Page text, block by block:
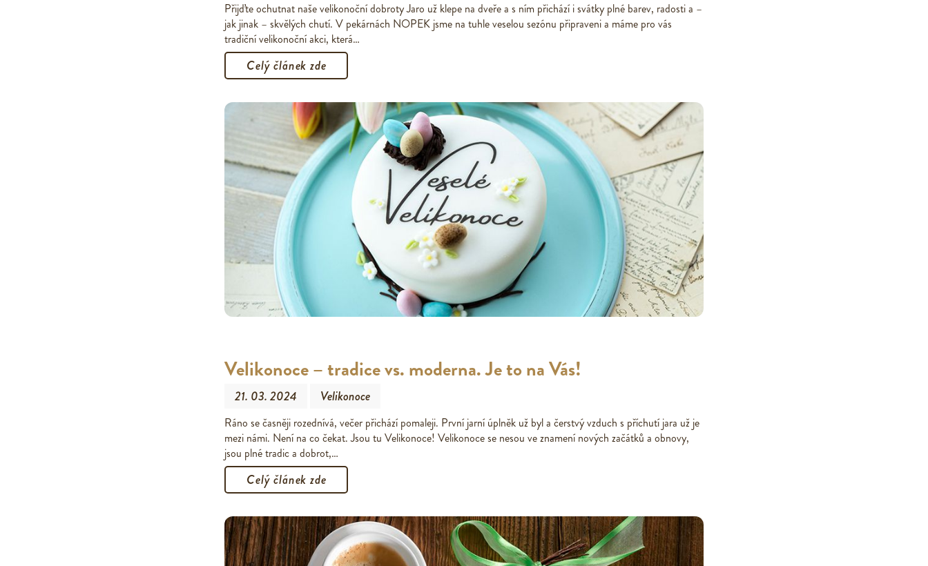
Přijďte ochutnat naše velikonoční dobroty Jaro už klepe na dveře a s ním přichází i svátky plné barev, radosti a –
jak jinak – skvělých chutí. V pekárnách NOPEK jsme na tuhle veselou sezónu připraveni a máme pro vás
tradiční velikonoční akci, která…
Celý článek zde
Velikonoce – tradice vs. moderna. Je to na Vás!
21. 03. 2024 Velikonoce
Ráno se časněji rozednívá, večer přichází pomaleji. První jarní úplněk už byl a čerstvý vzduch s příchutí jara už je
mezi námi. Není na co čekat. Jsou tu Velikonoce! Velikonoce se nesou ve znamení nových začátků a obnovy,
jsou plné tradic a dobrot,…
Celý článek zde